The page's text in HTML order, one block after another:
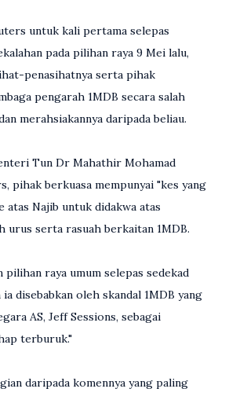
untuk kali pertama selepas
pada pilihan raya 9 Mei lalu,
penasihatnya serta pihak
pengarah 1MDB secara salah
merahsiakannya daripada beliau.
Tun Dr Mahathir Mohamad
pihak berkuasa mempunyai "kes yang
atas Najib untuk didakwa atas
urus serta rasuah berkaitan 1MDB.
pilihan raya umum selepas sedekad
disebabkan oleh skandal 1MDB yang
AS, Jeff Sessions, sebagai
terburuk."
daripada komennya yang paling